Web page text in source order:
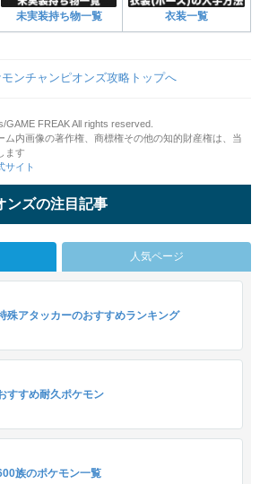
未実装持ち物一覧 衣装一覧
ンチャンピオンズ攻略トップへ
FREAK All rights reserved.
内画像の著作権、商標権その他の知的財産権は、当
ます
サイト
ンズの注目記事
人気ページ
殊アタッカーのおすすめランキング
すすめ耐久ポケモン
族のポケモン一覧